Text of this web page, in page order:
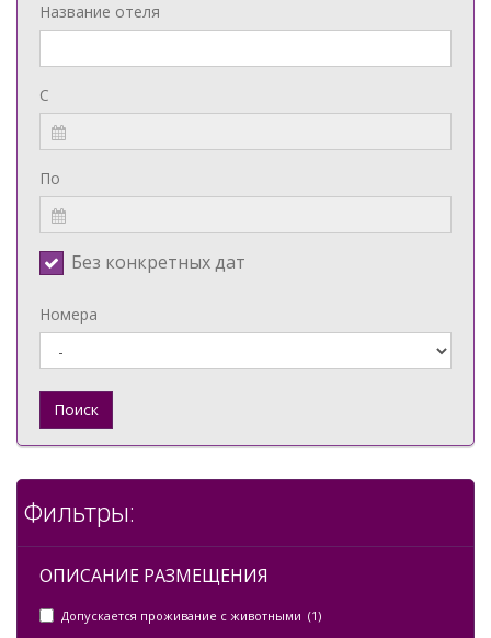
Название отеля
С
По
Без конкретных дат
Номера
Поиск
Фильтры:
ОПИСАНИЕ РАЗМЕЩЕНИЯ
Допускается проживание с животными (1)